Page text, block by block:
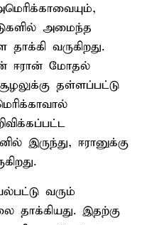
அமைந்த
வருகிறது.
ஈரான் மோதல்
தள்ளப்பட்டு
இருந்து, ஈரானுக்கு
வரும்
தாக்கியது. இதற்கு